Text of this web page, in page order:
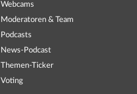
Webcams
Moderatoren & Team
Podcasts
News-Podcast
Themen-Ticker
Voting